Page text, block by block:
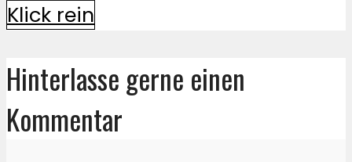
Klick rein
Hinterlasse gerne einen
Kommentar